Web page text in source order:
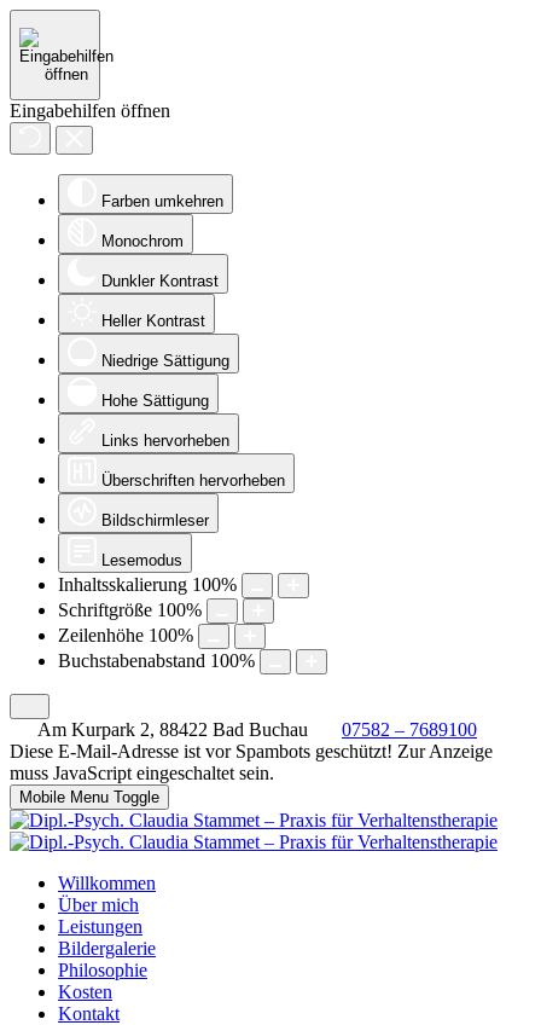
Eingabehilfen öffnen
Farben umkehren
Monochrom
Dunkler Kontrast
Heller Kontrast
Niedrige Sättigung
Hohe Sättigung
Links hervorheben
Überschriften hervorheben
Bildschirmleser
Lesemodus
Inhaltsskalierung 100%
Schriftgröße 100%
Zeilenhöhe 100%
Buchstabenabstand 100%
Am Kurpark 2, 88422 Bad Buchau
07582 – 7689100
Diese E-Mail-Adresse ist vor Spambots geschützt! Zur Anzeige
muss JavaScript eingeschaltet sein.
Mobile Menu Toggle
Willkommen
Über mich
Leistungen
Bildergalerie
Philosophie
Kosten
Kontakt